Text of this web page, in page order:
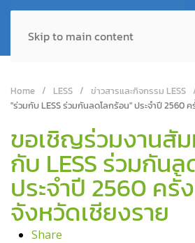
Skip to main content
Home LESS ข่าวสารและกิจกรรม LESS
"ร่วมกับ LESS ร่วมกันลดโลกร้อน" ประจำปี 2560
ขอเชิญร่วมงานสั
กับ LESS ร่วมกัน
ประจำปี 2560 ค
จังหวัดเชียงราย
Share